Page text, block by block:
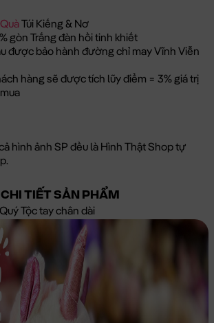
Túi Kiếng & Nơ
gòn Trắng đàn hồi tinh khiết
được bảo hành đường chỉ may Vĩnh Viễn
hàng sẽ được tích lũy điểm = 3% giá trị
hình ảnh SP đều là Hình Thật Shop tự
CHI TIẾT SẢN PHẨM
Tộc tay chân dài